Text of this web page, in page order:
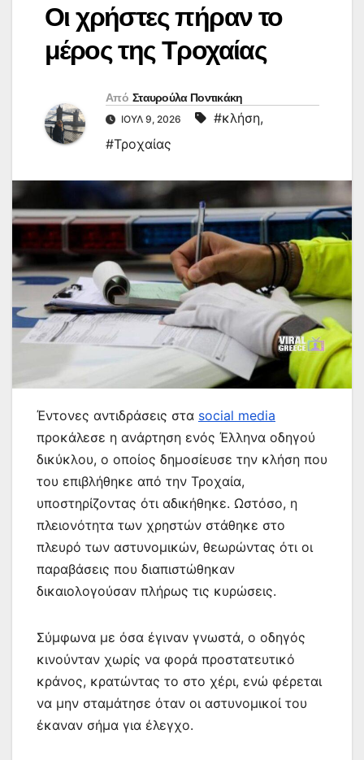
Οι χρήστες πήραν το
μέρος της Τροχαίας
Από Σταυρούλα Ποντικάκη
ΙΟΎΛ 9, 2026 #κλήση,
#Τροχαίας
Έντονες αντιδράσεις στα social media
προκάλεσε η ανάρτηση ενός Έλληνα οδηγού
δικύκλου, ο οποίος δημοσίευσε την κλήση που
του επιβλήθηκε από την Τροχαία,
υποστηρίζοντας ότι αδικήθηκε. Ωστόσο, η
πλειονότητα των χρηστών στάθηκε στο
πλευρό των αστυνομικών, θεωρώντας ότι οι
παραβάσεις που διαπιστώθηκαν
δικαιολογούσαν πλήρως τις κυρώσεις.
Σύμφωνα με όσα έγιναν γνωστά, ο οδηγός
κινούνταν χωρίς να φορά προστατευτικό
κράνος, κρατώντας το στο χέρι, ενώ φέρεται
να μην σταμάτησε όταν οι αστυνομικοί του
έκαναν σήμα για έλεγχο.